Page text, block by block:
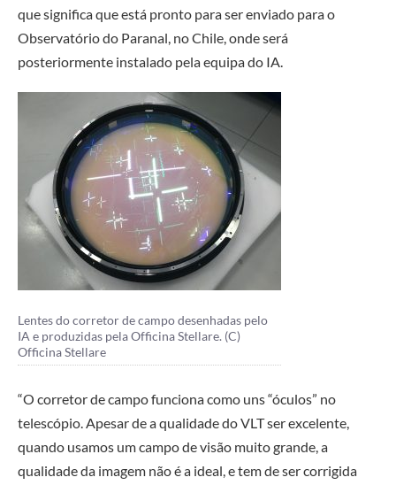
que significa que está pronto para ser enviado para o
Observatório do Paranal, no Chile, onde será
posteriormente instalado pela equipa do IA.
Lentes do corretor de campo desenhadas pelo
IA e produzidas pela Officina Stellare. (C)
Officina Stellare
“O corretor de campo funciona como uns “óculos” no
telescópio. Apesar de a qualidade do VLT ser excelente,
quando usamos um campo de visão muito grande, a
qualidade da imagem não é a ideal, e tem de ser corrigida